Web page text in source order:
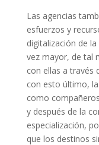
Las agencias
esfuerzos y
digitalización de
vez mayor, de tal
con ellas a través
con esto último,
como
y después de la
especialización,
que los destinos